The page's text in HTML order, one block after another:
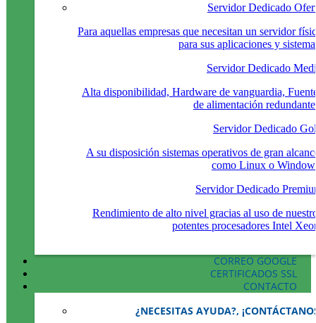
Servidor Dedicado
Para aquellas empresas que necesitan un servidor
para sus aplicaciones y
Servidor Dedicado
Alta disponibilidad, Hardware de vanguardia,
de alimentación
Servidor Dedicado
A su disposición sistemas operativos de gran
como Linux o
Servidor Dedicado
Rendimiento de alto nivel gracias al uso de
potentes procesadores Intel
CORREO GOOGLE
CERTIFICADOS SSL
CONTACTO
¿NECESITAS AYUDA?,